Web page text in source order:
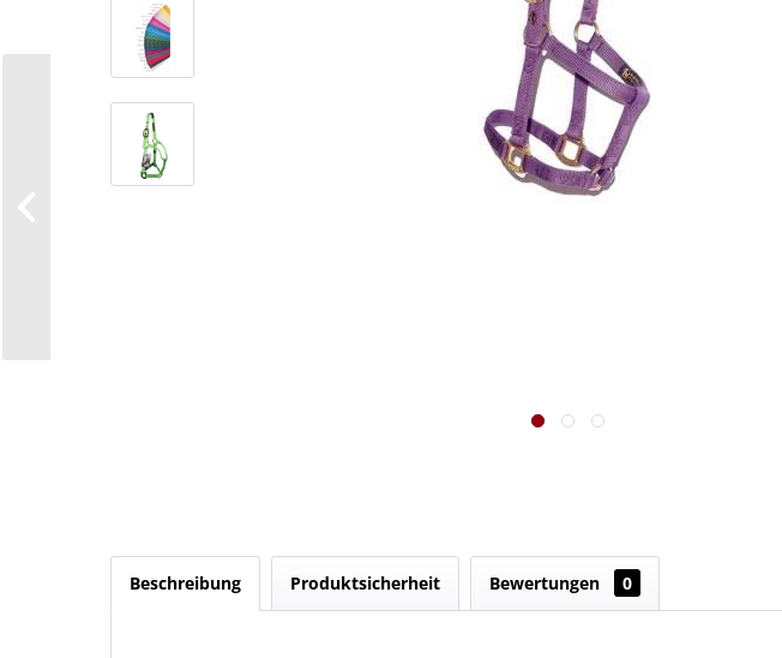
Beschreibung Produktsicherheit Bewertungen 0